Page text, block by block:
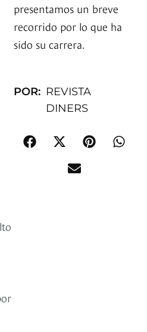
presentamos un breve
recorrido por lo que ha
sido su carrera.
POR: REVISTA
DINERS